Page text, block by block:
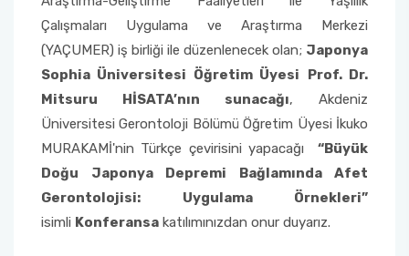
Çalışmaları Uygulama ve Araştırma Merkezi
(YAÇUMER) iş birliği ile düzenlenecek olan; Japonya
Sophia Üniversitesi Öğretim Üyesi
Prof. Dr.
Mitsuru HİSATA’nın sunacağı, Akdeniz
Üniversitesi Gerontoloji Bölümü Öğretim Üyesi İkuko
MURAKAMİ'nin Türkçe çevirisini yapacağı “Büyük
Doğu Japonya Depremi Bağlamında Afet
Gerontolojisi: Uygulama Örnekleri”
isimli Konferansa katılımınızdan onur duyarız.
2022-2026 Stratejik Planı
Faaliyet Raporları
Akademik Tören
İlahiyat Fakültesi
İletişim Fakültesi
Kemer Denizcilik Fakültesi
Kumluca Sağlık Bilimleri Fakültesi
Manavgat Sosyal ve Beşeri Bilimler Fakültesi
Sağlık Hizmetleri MYO
Serik Gülsün Süleyman Süral MYO
Sosyal Bilimler MYO
Teknik Bilimler MYO
Yapı İşleri ve Teknik Daire Başkanlığı
Uluslararası İlişkiler Ofisi
Mezun Bilgi Sistemi
Sıkça Sorulan Sorular
Online Sağlık Hizmetleri Randevu Sistemi
Yönetim Sistemi)
Dış Kaynaklı Proje Takip Sistemi
AB Projeleri
TÜBİTAK Projeleri
Web of Science